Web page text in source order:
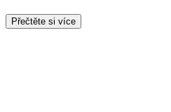
Přečtěte si více